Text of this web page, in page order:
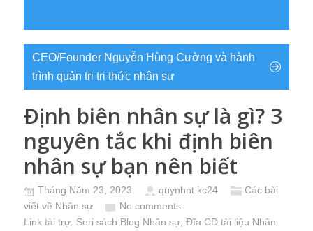
CEO/Founder Nguyễn Hùng Cường và hành
trình quản trị tri thức nhân sự
Định biên nhân sự là gì? 3
nguyên tắc khi định biên
nhân sự bạn nên biết
Tháng Năm 23, 2023 quynhnt.kc24
Các bài
viết về Nhân sự
No comments
Link tài trợ: Seri sách Blog Nhân sự; Đĩa CD tài liệu Nhân